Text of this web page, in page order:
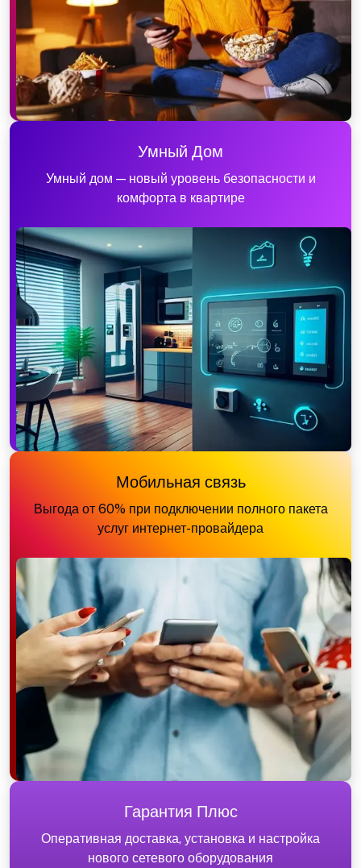
Умный Дом
Умный дом — новый уровень безопасности и
комфорта в квартире
Мобильная связь
Выгода от 60% при подключении полного пакета
услуг интернет-провайдера
Гарантия Плюс
Оперативная доставка, установка и настройка
нового сетевого оборудования